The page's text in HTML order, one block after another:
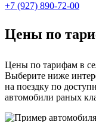
+7 (927) 890-72-00
Цены по
Цены по тарифам в
Выберите ниже
на поездку по
автомобили раных